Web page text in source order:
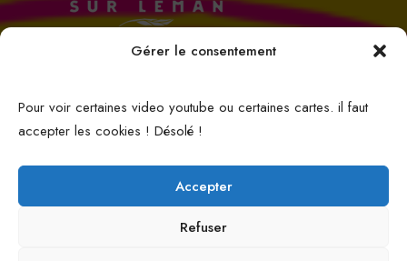
Gérer le consentement
Pour voir certaines video youtube ou certaines cartes. il faut
accepter les cookies ! Désolé !
Accepter
Refuser
© 2026 ECLECTIK'S. | Tous droits réservés.